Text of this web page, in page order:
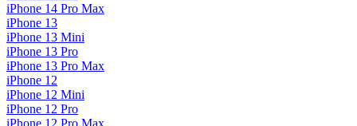
iPhone 14 Pro Max
iPhone 13
iPhone 13 Mini
iPhone 13 Pro
iPhone 13 Pro Max
iPhone 12
iPhone 12 Mini
iPhone 12 Pro
iPhone 12 Pro Max